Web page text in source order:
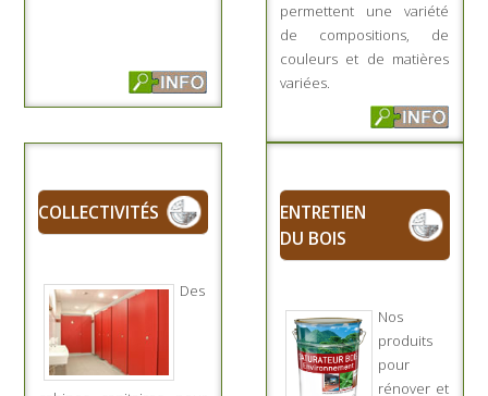
permettent une variété
de compositions, de
couleurs et de matières
variées.
COLLECTIVITÉS
Des
ENTRETIEN
DU BOIS
Nos
produits
pour
rénover et